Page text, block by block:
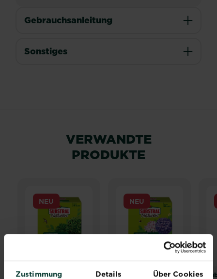
Zustimmung Details Über Cookies
Gebrauchsanleitung
Sonstiges
VERWANDTE
PRODUKTE
Substral®Naturen
NEU
Substral Naturen ®
NEU